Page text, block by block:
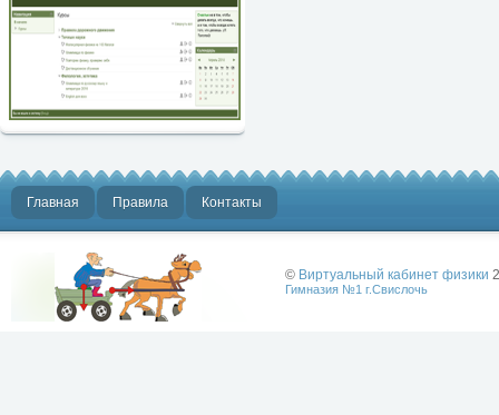
Главная Правила Контакты
© Виртуальный кабинет физики
Гимназия №1 г.Свислочь